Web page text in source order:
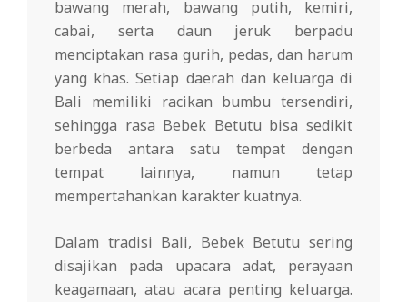
bawang merah, bawang putih, kemiri,
cabai, serta daun jeruk berpadu
menciptakan rasa gurih, pedas, dan harum
yang khas. Setiap daerah dan keluarga di
Bali memiliki racikan bumbu tersendiri,
sehingga rasa Bebek Betutu bisa sedikit
berbeda antara satu tempat dengan
tempat lainnya, namun tetap
mempertahankan karakter kuatnya.
Dalam tradisi Bali, Bebek Betutu sering
disajikan pada upacara adat, perayaan
keagamaan, atau acara penting keluarga.